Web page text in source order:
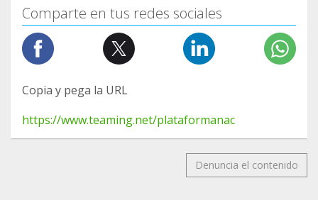
Comparte en tus redes sociales
Copia y pega la URL
https://www.teaming.net/plataformanac
Denuncia el contenido